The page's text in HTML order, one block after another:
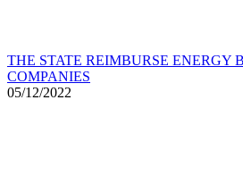
THE STATE REIMBURSE ENERGY
COMPANIES
05/12/2022